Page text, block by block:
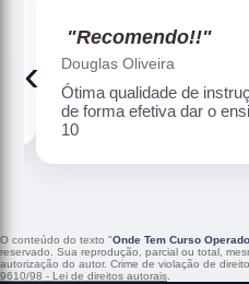
"Recomendo!!"
Douglas Oliveira
Ótima qualidade de
de forma efetiva dar o
10
‹
O conteúdo do texto "Onde Tem Curso
reservado. Sua reprodução, parcial ou total,
autorização do autor. Crime de violação de
9610/98 - Lei de direitos autorais.